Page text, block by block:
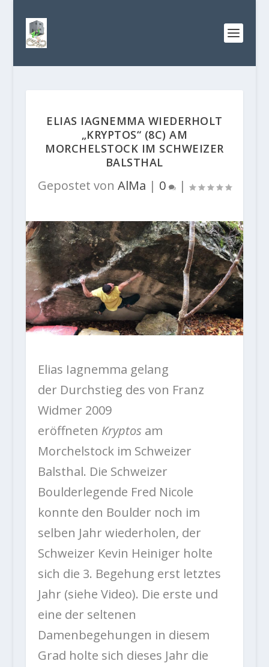
ELIAS IAGNEMMA WIEDERHOLT
„KRYPTOS“ (8C) AM
MORCHELSTOCK IM SCHWEIZER
BALSTHAL
Gepostet von AlMa | 0 |
Elias Iagnemma gelang
der Durchstieg des von Franz
Widmer 2009
eröffneten Kryptos am
Morchelstock im Schweizer
Balsthal. Die Schweizer
Boulderlegende Fred Nicole
konnte den Boulder noch im
selben Jahr wiederholen, der
Schweizer Kevin Heiniger holte
sich die 3. Begehung erst letztes
Jahr (siehe Video). Die erste und
eine der seltenen
Damenbegehungen in diesem
Grad holte sich dieses Jahr die